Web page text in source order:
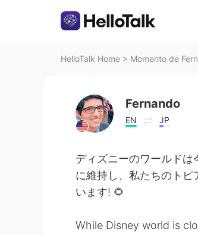
HelloTalk Home > Momento de
Fernando
EN JP
ディズニーのワールド
に維持し、私たちのトピ
います! 🌻
While Disney world is